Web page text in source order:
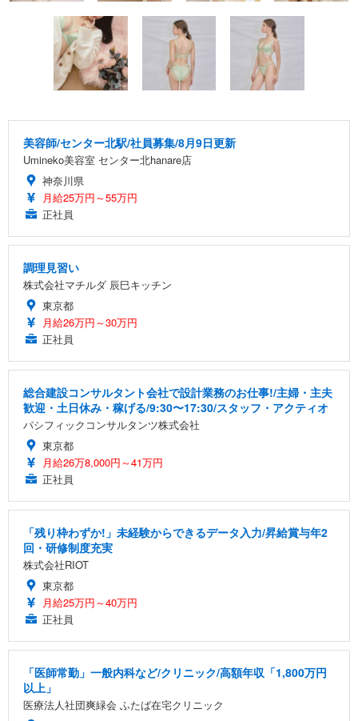
美容師/センター北駅/社員募集/8月9日更新
Umineko美容室 センター北hanare店
神奈川県
月給25万円～55万円
正社員
調理見習い
株式会社マチルダ 辰巳キッチン
東京都
月給26万円～30万円
正社員
総合建設コンサルタント会社で設計業務のお仕事!/主婦・主夫
歓迎・土日休み・稼げる/9:30〜17:30/スタッフ・アクティオ
パシフィックコンサルタンツ株式会社
東京都
月給26万8,000円～41万円
正社員
「残り枠わずか!」未経験からできるデータ入力/昇給賞与年2
回・研修制度充実
株式会社RIOT
東京都
月給25万円～40万円
正社員
「医師常勤」一般内科など/クリニック/高額年収「1,800万円
以上」
医療法人社団爽緑会 ふたば在宅クリニック